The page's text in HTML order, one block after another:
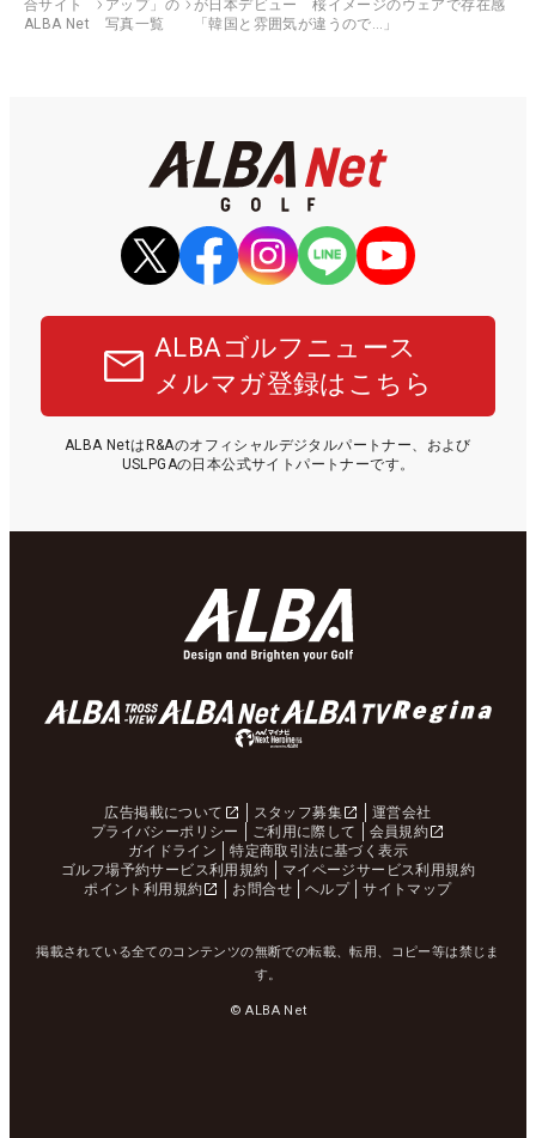
合サイト
ALBA Net
アップ」の
写真一覧
が日本デビュー 桜イメージのウェアで存在感
「韓国と雰囲気が違うので…」
ALBAゴルフニュース
メルマガ登録はこちら
ALBA NetはR&Aのオフィシャルデジタルパートナー、および
USLPGAの日本公式サイトパートナーです。
広告掲載について スタッフ募集
運営会社
プライバシーポリシー
ご利用に際して
会員規約
ガイドライン
特定商取引法に基づく表示
ゴルフ場予約サービス利用規約
マイページサービス利用規約
ポイント利用規約
お問合せ ヘルプ サイトマップ
掲載されている全てのコンテンツの無断での転載、転用、コピー等は禁じま
す。
© ALBA Net